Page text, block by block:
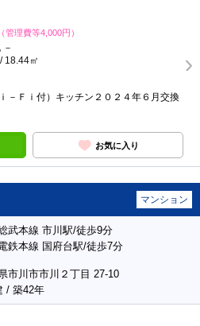
（管理費等4,000円）
18.44㎡
－Ｆｉ付）キッチン２０２４年６月交換
お気に入り
マンション
武本線 市川駅/徒歩9分
鉄本線 国府台駅/徒歩7分
市川市市川２丁目 27-10
/ 築42年